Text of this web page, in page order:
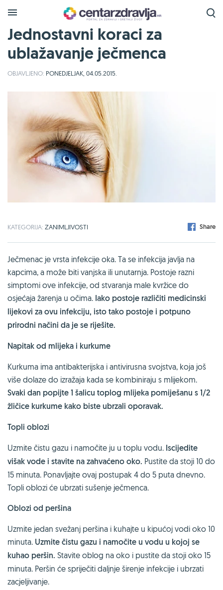
Jednostavni koraci za
ublažavanje ječmenca
OBJAVLJENO: PONEDJELJAK, 04.05.2015.
KATEGORIJA: ZANIMLJIVOSTI Share
Ječmenac je vrsta infekcije oka. Ta se infekcija javlja na
kapcima, a može biti vanjska ili unutarnja. Postoje razni
simptomi ove infekcije, od stvaranja male kvržice do
osjećaja žarenja u očima. Iako postoje različiti medicinski
lijekovi za ovu infekciju, isto tako postoje i potpuno
prirodni načini da je se riješite.
Napitak od mlijeka i kurkume
Kurkuma ima antibakterijska i antivirusna svojstva, koja još
više dolaze do izražaja kada se kombiniraju s mlijekom.
Svaki dan popijte 1 šalicu toplog mlijeka pomiješanu s 1/2
žličice kurkume kako biste ubrzali oporavak.
Topli oblozi
Uzmite čistu gazu i namočite ju u toplu vodu. Iscijedite
višak vode i stavite na zahvaćeno oko. Pustite da stoji 10 do
15 minuta. Ponavljajte ovaj postupak 4 do 5 puta dnevno.
Topli oblozi će ubrzati sušenje ječmenca.
Oblozi od peršina
Uzmite jedan svežanj peršina i kuhajte u kipućoj vodi oko 10
minuta. Uzmite čistu gazu i namočite u vodu u kojoj se
kuhao peršin. Stavite oblog na oko i pustite da stoji oko 15
minuta. Peršin će spriječiti daljnje širenje infekcije i ubrzati
zacjeljivanje.